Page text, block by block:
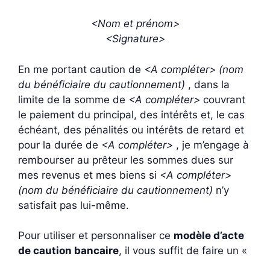
<Nom et prénom>
<Signature>
En me portant caution de <A compléter> (nom
du bénéficiaire du cautionnement) , dans la
limite de la somme de <A compléter> couvrant
le paiement du principal, des intérêts et, le cas
échéant, des pénalités ou intérêts de retard et
pour la durée de <A compléter> , je m’engage à
rembourser au prêteur les sommes dues sur
mes revenus et mes biens si <A compléter>
(nom du bénéficiaire du cautionnement) n’y
satisfait pas lui-même.
Pour utiliser et personnaliser ce modèle d’acte
de caution bancaire, il vous suffit de faire un «